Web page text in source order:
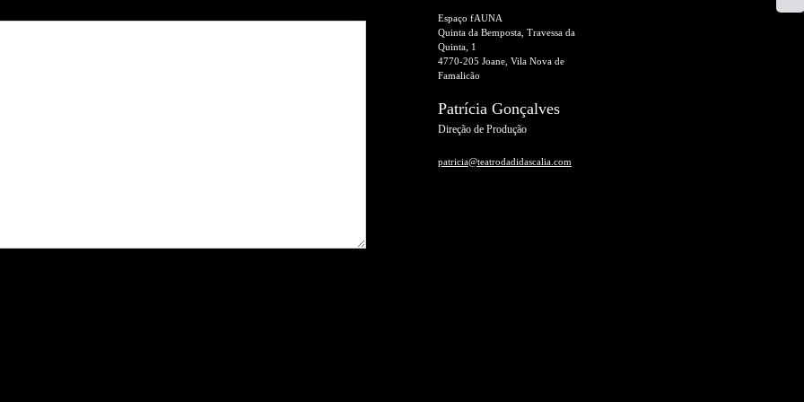
Espaço fAUNA
Quinta da Bemposta, Travessa da
Quinta, 1
4770-205 Joane, Vila Nova de
Famalicão
Patrícia Gonçalves
Direção de Produção
patricia@teatrodadidascalia.com